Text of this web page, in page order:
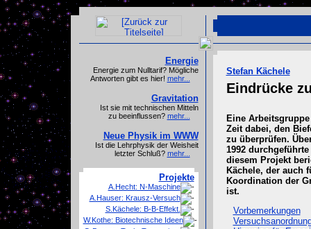
Energie
Energie zum Nulltarif? Mögliche
Antworten gibt es hier! mehr...
Gravitation
Ist sie mit technischen Mitteln
zu beeinflussen? mehr...
Neue Physik im WWW
Ist die Lehrphysik der Weisheit
letzter Schluß? mehr...
Projekte
A.Hecht: N-Maschine
A.Hauser: Krausz-Versuch
S.Kächele: B-B-Effekt.
W.Kothe: Biotechnische Ideen
Stefan Kächele
Eindrücke
Eine
Zeit dabei, den
zu überprüfen.
1992
diesem Projekt
Kächele, der auch
Koordination der
ist.
Vorbemerkungen